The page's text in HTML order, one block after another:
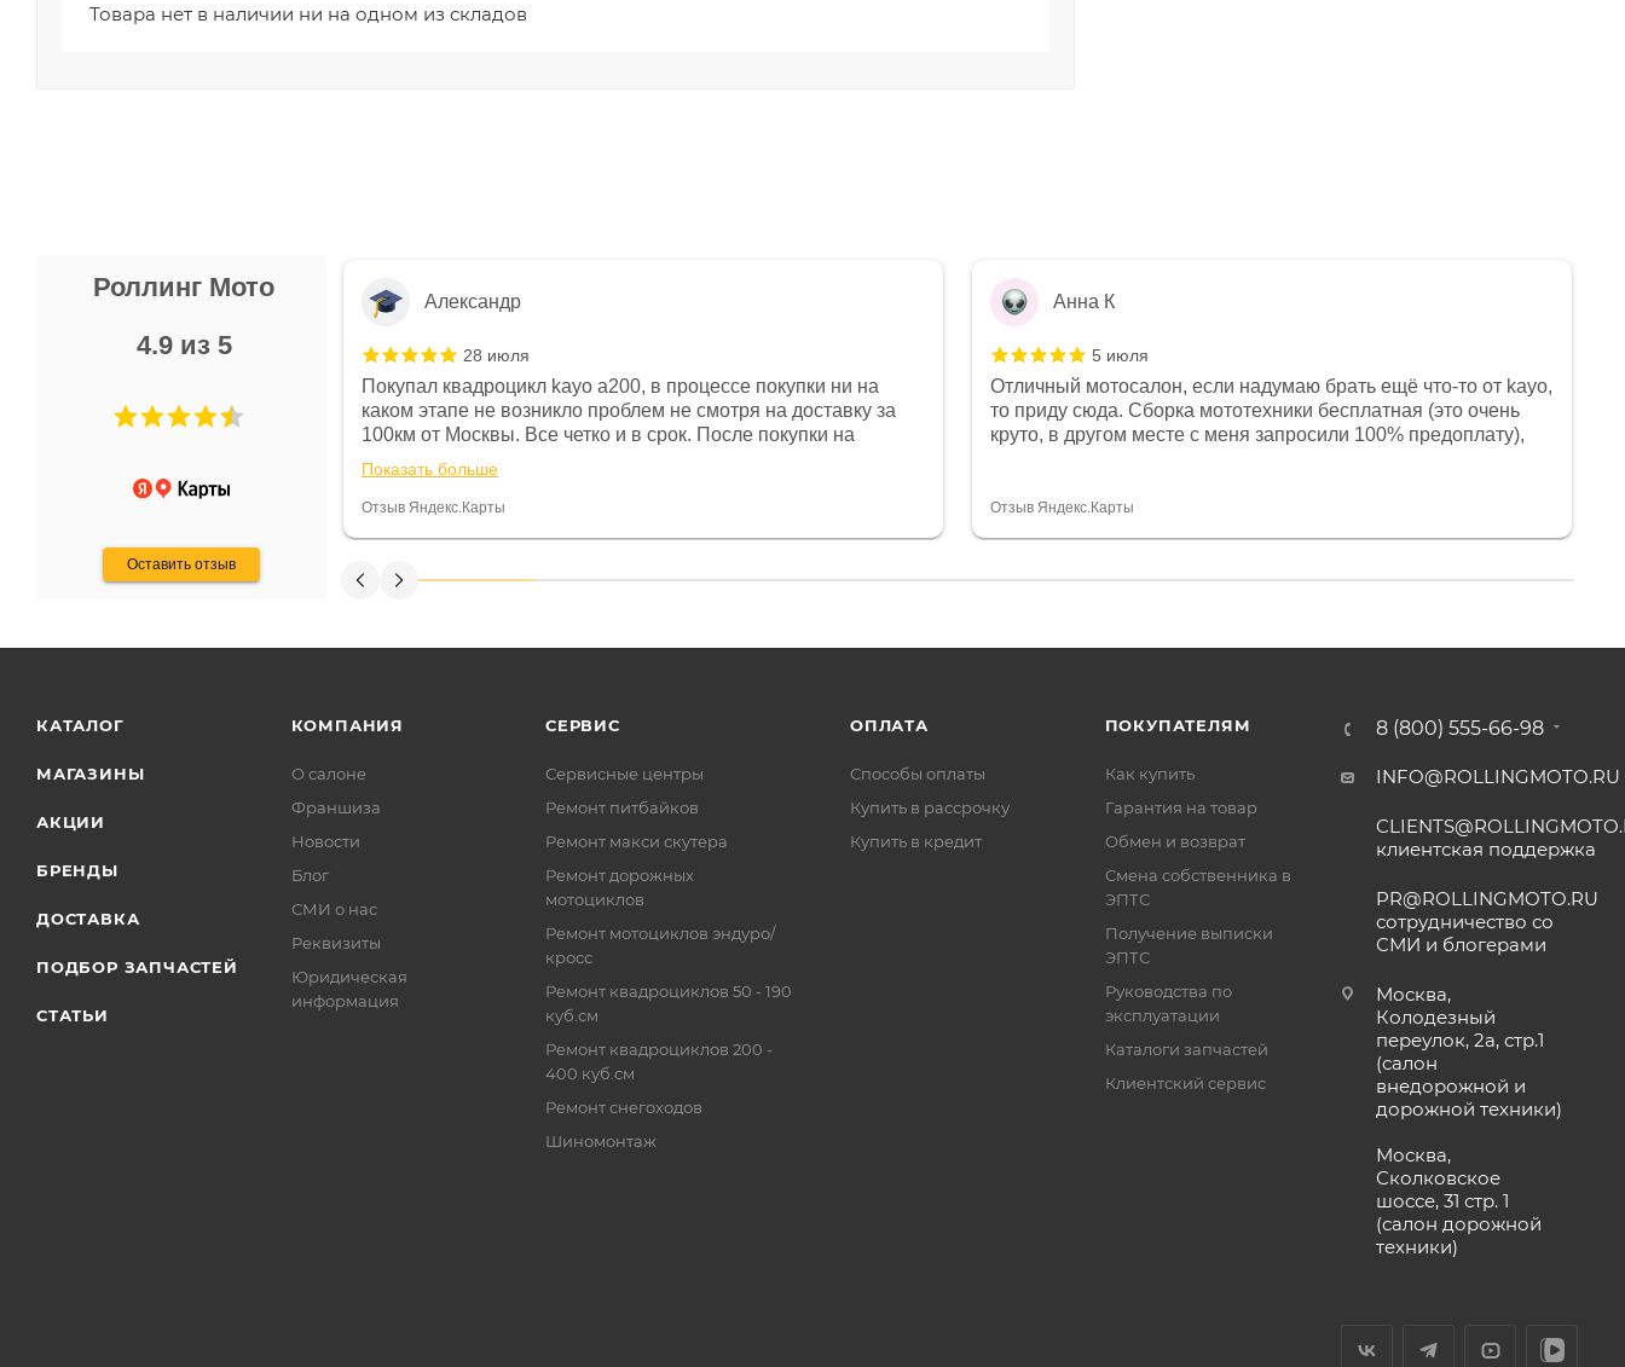
Товара нет в наличии ни на одном из складов
Роллинг Мото
4.9 из 5
Оставить отзыв
Не понравились условия
и дают только на год)
Александр
28 июля
Покупал квадроцикл kayo a200, в процессе покупки ни на
каком этапе не возникло проблем не смотря на доставку за
100км от Москвы. Все четко и в срок. После покупки на
спидометре всегда был 0, при этом представители магазина
постоянно были на связи и в итоге проблема была решена.
Считаю, что это говорит о небезразличии к клиенту после
Показать больше
Отзыв Яндекс.Карты
Анна К
5 июля
Отличный мотосалон, если надумаю брать ещё что-то от kayo,
то приду сюда. Сборка мототехники бесплатная (это очень
круто, в другом месте с меня запросили 100% предоплату),
спасибо отдельное, всегда на связи, очень детально всё
Отзыв Яндекс.Карты
КАТАЛОГ
МАГАЗИНЫ
АКЦИИ
БРЕНДЫ
ДОСТАВКА
ПОДБОР ЗАПЧАСТЕЙ
СТАТЬИ
КОМПАНИЯ
О салоне
Франшиза
Новости
Блог
СМИ о нас
Реквизиты
Юридическая
информация
СЕРВИС
Сервисные центры
Ремонт питбайков
Ремонт макси скутера
Ремонт дорожных
мотоциклов
Ремонт мотоциклов эндуро/
кросс
Ремонт квадроциклов 50 - 190
куб.см
Ремонт квадроциклов 200 -
400 куб.см
Ремонт снегоходов
Шиномонтаж
ОПЛАТА
Способы оплаты
Купить в рассрочку
Купить в кредит
ПОКУПАТЕЛЯМ
Как купить
Гарантия на товар
Обмен и возврат
Смена собственника в
ЭПТС
Получение выписки
ЭПТС
Руководства по
эксплуатации
Каталоги запчастей
Клиентский сервис
8 (800) 555-66-98
INFO@ROLLINGMOTO.RU
клиентская поддержка
PR@ROLLINGMOTO.RU
сотрудничество со
СМИ и блогерами
Москва,
Колодезный
переулок, 2а, стр.1
(салон
внедорожной и
дорожной техники)
Москва,
Сколковское
шоссе, 31 стр. 1
(салон дорожной
техники)